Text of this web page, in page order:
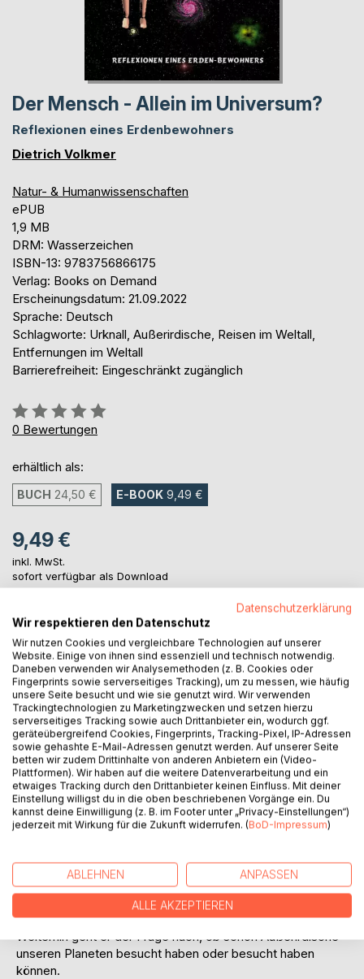
Der Mensch - Allein im Universum?
Reflexionen eines Erdenbewohners
Dietrich Volkmer
Natur- & Humanwissenschaften
ePUB
1,9 MB
DRM: Wasserzeichen
ISBN-13: 9783756866175
Verlag: Books on Demand
Erscheinungsdatum: 21.09.2022
Sprache: Deutsch
Schlagworte: Urknall, Außerirdische, Reisen im Weltall,
Entfernungen im Weltall
Barrierefreiheit: Eingeschränkt zugänglich
Bewertung::
0%
0 Bewertungen
erhältlich als:
BUCH 24,50 € E-BOOK 9,49 €
9,49 €
inkl. MwSt.
sofort verfügbar als Download
Auf die Merkliste
Titel bewerten
BESCHREIBUNG
Der Autor möchte in diesem Buch der uralten Frage
nachgehen, ob es außer dem Menschen in diesem
Universum weitere Lebewesen gibt und ob wir die
Möglichkeit haben, mit Ihnen in Kontakt zu treten.
Weiterhin geht er der Frage nach, ob schon Außerirdische
unseren Planeten besucht haben oder besucht haben
können.
Datenschutzerklärung
Wir respektieren den Datenschutz
Wir nutzen Cookies und vergleichbare Technologien auf unserer
Website. Einige von ihnen sind essenziell und technisch notwendig.
Daneben verwenden wir Analysemethoden (z. B. Cookies oder
Fingerprints sowie serverseitiges Tracking), um zu messen, wie häufig
unsere Seite besucht und wie sie genutzt wird. Wir verwenden
Trackingtechnologien zu Marketingzwecken und setzen hierzu
serverseitiges Tracking sowie auch Drittanbieter ein, wodurch ggf.
geräteübergreifend Cookies, Fingerprints, Tracking-Pixel, IP-Adressen
sowie gehashte E-Mail-Adressen genutzt werden. Auf unserer Seite
betten wir zudem Drittinhalte von anderen Anbietern ein (Video-
Plattformen). Wir haben auf die weitere Datenverarbeitung und ein
etwaiges Tracking durch den Drittanbieter keinen Einfluss. Mit deiner
Einstellung willigst du in die oben beschriebenen Vorgänge ein. Du
kannst deine Einwilligung (z. B. im Footer unter „Privacy-Einstellungen“)
jederzeit mit Wirkung für die Zukunft widerrufen. (BoD-Impressum)
ABLEHNEN ANPASSEN
ALLE AKZEPTIEREN